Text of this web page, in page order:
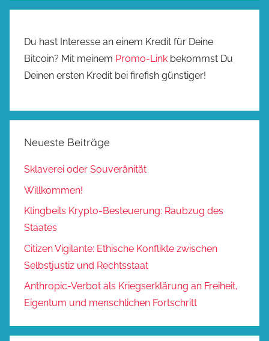
Du hast Interesse an einem Kredit für Deine
Bitcoin? Mit meinem Promo-Link bekommst Du
Deinen ersten Kredit bei firefish günstiger!
Neueste Beiträge
Sklaverei oder Souveränität
Willkommen!
Klingbeils Krypto-Besteuerung: Raubzug des
Staates
Citizen Vigilante: Ethische Konflikte zwischen
Selbstjustiz und Rechtsstaat
Anthropic-Verbot als Kriegserklärung an Freiheit,
Eigentum und menschlichen Fortschritt